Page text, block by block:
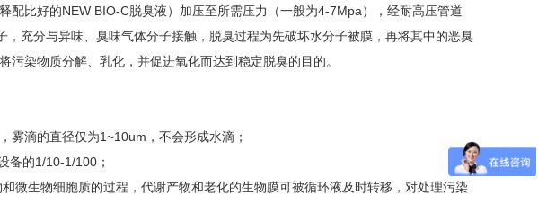
配比好的NEW BIO-C脱臭液）加压至所需压力（一般为4-7Mpa），经耐高压管道
充分与异味、臭味气体分子接触，脱臭过程为先破坏水分子被膜，再将其中的恶臭
染物质分解、乳化，并促进氧化而达到稳定脱臭的目的。
滴的直径仅为1~10um，不会形成水滴；
的1/10-1/100；
生物细胞质的过程，代谢产物和老化的生物膜可被循环液及时转移，对处理污染